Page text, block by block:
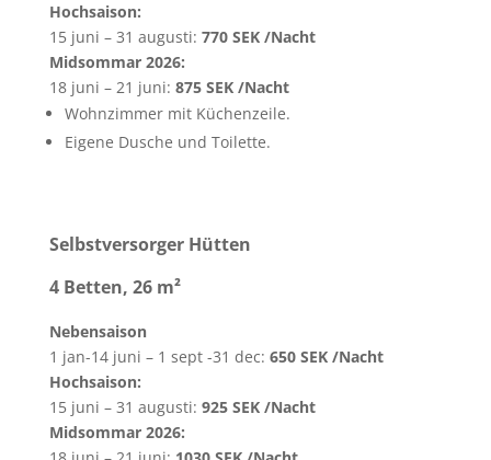
Hochsaison:
15 juni – 31 augusti: 770 SEK /Nacht
Midsommar 2026:
18 juni – 21 juni: 875 SEK /Nacht
Wohnzimmer mit Küchenzeile.
Eigene Dusche und Toilette.
Selbstversorger Hütten
4 Betten, 26 m²
Nebensaison
1 jan-14 juni – 1 sept -31 dec: 650 SEK /Nacht
Hochsaison:
15 juni – 31 augusti: 925 SEK /Nacht
Midsommar 2026: